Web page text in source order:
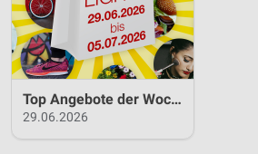
Top Angebote der Woche 29.06.2026 bis 05.07.2026
29.06.2026